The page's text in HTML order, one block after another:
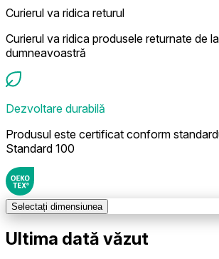
Curierul va ridica returul
Curierul va ridica produsele returnate de
dumneavoastră
Dezvoltare durabilă
Produsul este certificat conform
Standard 100
Selectați dimensiunea
Ultima dată văzut